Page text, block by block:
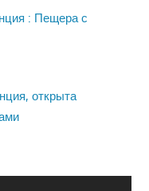
: Пещера с
открыта